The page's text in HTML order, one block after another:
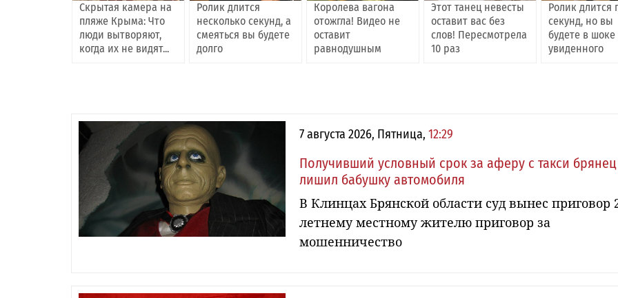
Скрытая камера на
пляже Крыма: Что
люди вытворяют,
когда их не видят...
Ролик длится
несколько секунд, а
смеяться вы будете
долго
Королева вагона
отожгла! Видео не
оставит
равнодушным
Этот танец невесты
оставит вас без
слов! Пересмотрела
10 раз
Ролик длится
секунд, но вы
будете в шоке
увиденного
7 августа 2026, Пятница, 12:29
Получивший условный срок за аферу с такси брянец
лишил бабушку автомобиля
В Клинцах Брянской области суд вынес приговор
летнему местному жителю приговор за
мошенничество